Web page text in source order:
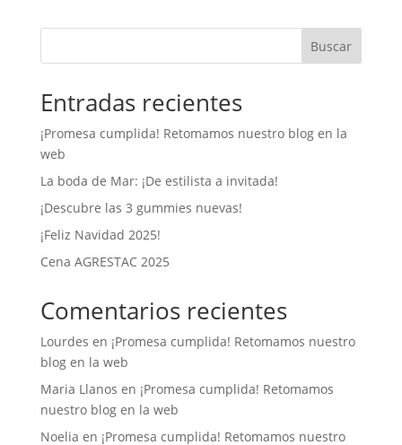
Buscar
Entradas recientes
¡Promesa cumplida! Retomamos nuestro blog en la
web
La boda de Mar: ¡De estilista a invitada!
¡Descubre las 3 gummies nuevas!
¡Feliz Navidad 2025!
Cena AGRESTAC 2025
Comentarios recientes
Lourdes en ¡Promesa cumplida! Retomamos nuestro
blog en la web
Maria Llanos en ¡Promesa cumplida! Retomamos
nuestro blog en la web
Noelia en ¡Promesa cumplida! Retomamos nuestro